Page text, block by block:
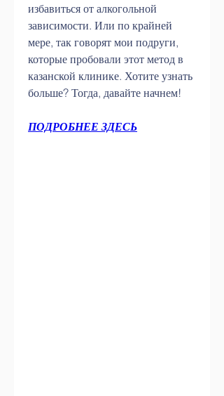
избавиться от алкогольной
зависимости. Или по крайней
мере, так говорят мои подруги,
которые пробовали этот метод в
казанской клинике. Хотите узнать
больше? Тогда, давайте начнем!
ПОДРОБНЕЕ ЗДЕСЬ